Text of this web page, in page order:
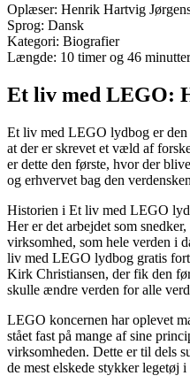
Oplæser: Henrik Hartvig
Sprog: Dansk
Kategori: Biografier
Længde: 10 timer og 46 minutter
Et liv med LEGO:
Et liv med LEGO lydbog er den
at der er skrevet et væld af
er dette den første, hvor der
og erhvervet bag den
Historien i Et liv med LEGO
Her er det arbejdet som
virksomhed, som hele verden i
liv med LEGO lydbog gratis
Kirk Christiansen, der fik den
skulle ændre verden for alle
LEGO koncernen har oplevet
stået fast på mange af sine
virksomheden. Dette er til dels
de mest elskede stykker legetøj i